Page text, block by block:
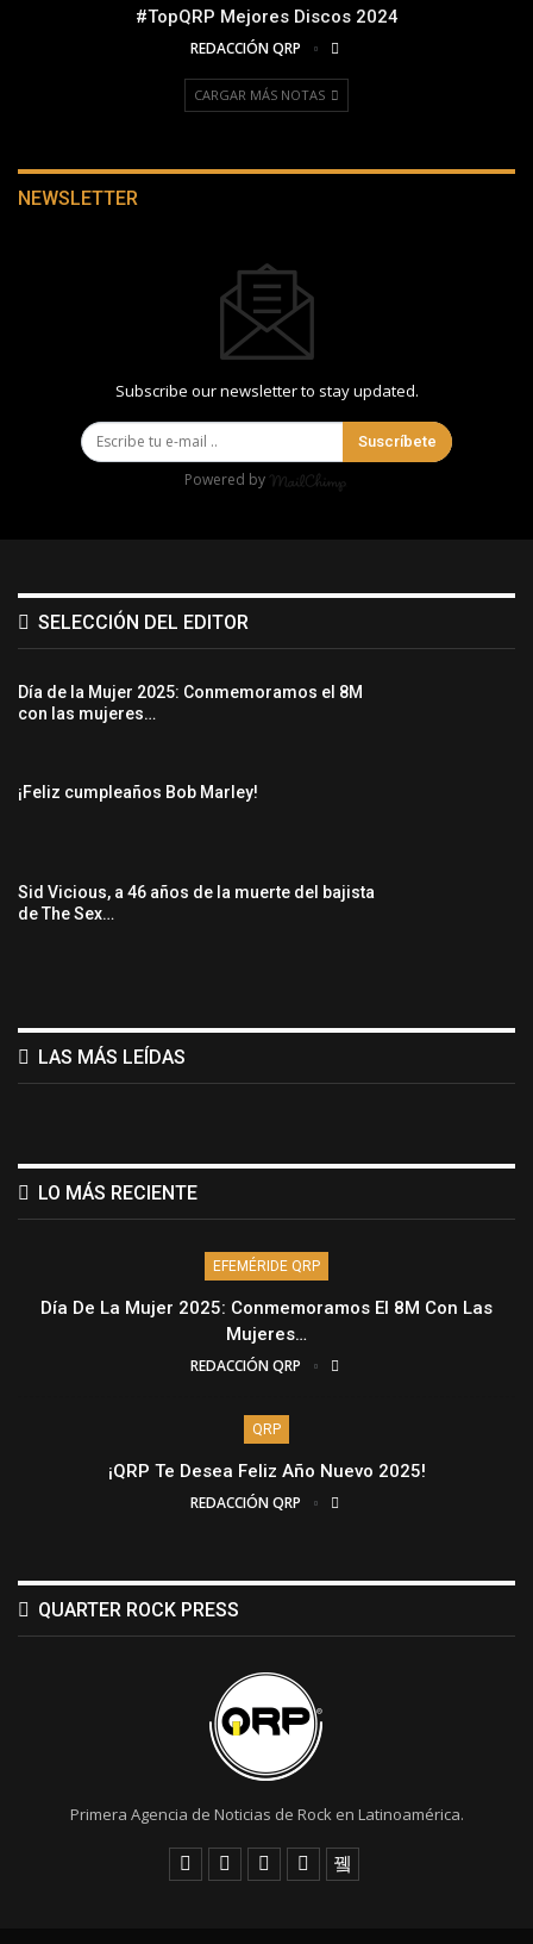
#TopQRP Mejores Discos 2024
REDACCIÓN QRP
CARGAR MÁS NOTAS
NEWSLETTER
Subscribe our newsletter to stay updated.
Suscríbete
Powered by
SELECCIÓN DEL EDITOR
Día de la Mujer 2025: Conmemoramos el 8M
con las mujeres…
¡Feliz cumpleaños Bob Marley!
Sid Vicious, a 46 años de la muerte del bajista
de The Sex…
LAS MÁS LEÍDAS
LO MÁS RECIENTE
EFEMÉRIDE QRP
Día De La Mujer 2025: Conmemoramos El 8M Con Las
Mujeres…
REDACCIÓN QRP
QRP
¡QRP Te Desea Feliz Año Nuevo 2025!
REDACCIÓN QRP
QUARTER ROCK PRESS
Primera Agencia de Noticias de Rock en Latinoamérica.